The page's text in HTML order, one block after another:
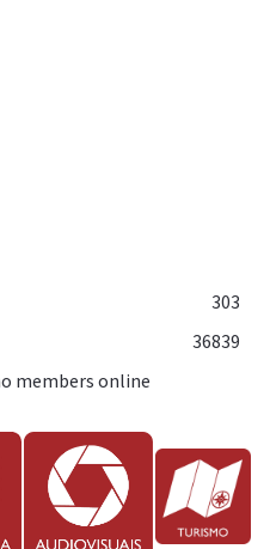
303
36839
members online